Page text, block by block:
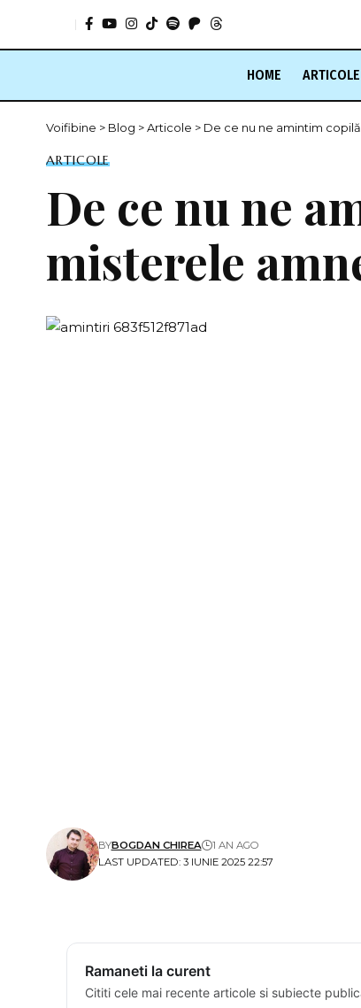
HOME ARTICOLE
Voifibine > Blog >Articole > De ce nu ne amintim
ARTICOLE
De ce nu ne
misterele
LAST UPDATED: 3 IUNIE 2025 22:57
BYBOGDAN CHIREA 1 AN AGO
Ramaneti la curent
Cititi cele mai recente articole si subiecte